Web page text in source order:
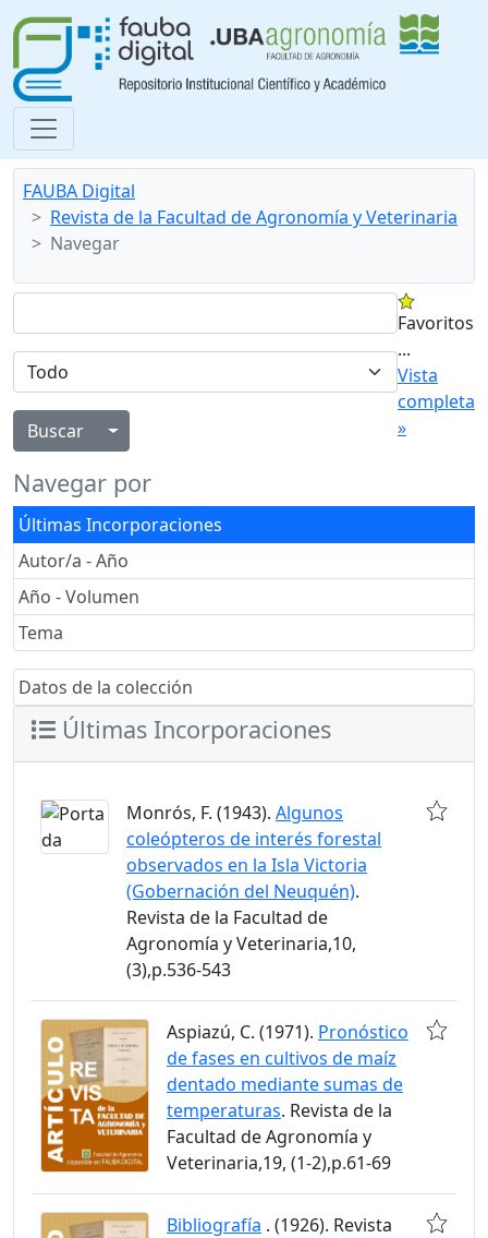
FAUBA Digital
Revista de la Facultad de Agronomía y Veterinaria
Navegar
Alternar menú desplegable
Favoritos
...
Vista
completa
»
Navegar por
Últimas Incorporaciones
Autor/a - Año
Año - Volumen
Tema
Datos de la colección
Últimas Incorporaciones
Monrós, F. (1943). Algunos
coleópteros de interés forestal
observados en la Isla Victoria
(Gobernación del Neuquén).
Revista de la Facultad de
Agronomía y Veterinaria,10,
(3),p.536-543
Aspiazú, C. (1971). Pronóstico
de fases en cultivos de maíz
dentado mediante sumas de
temperaturas. Revista de la
Facultad de Agronomía y
Veterinaria,19, (1-2),p.61-69
Bibliografía . (1926). Revista